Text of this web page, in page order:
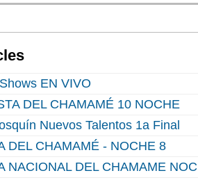
EN VIVO
DEL CHAMAMÉ 10 NOCHE
Nuevos Talentos 1a Final
DEL CHAMAMÉ - NOCHE 8
NACIONAL DEL CHAMAME